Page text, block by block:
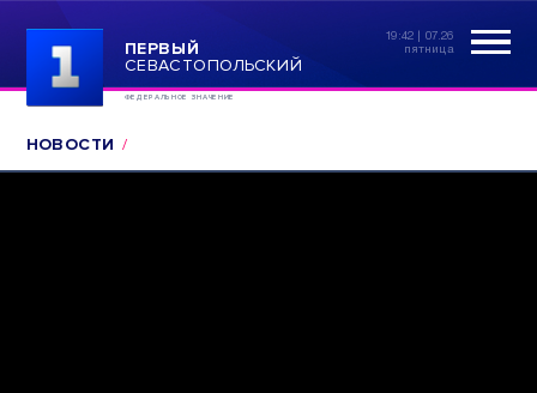
ПЕРВЫЙ
СЕВАСТОПОЛЬСКИЙ
ФЕДЕРАЛЬНОЕ ЗНАЧЕНИЕ
19:42 | 07.26
пятница
НОВОСТИ